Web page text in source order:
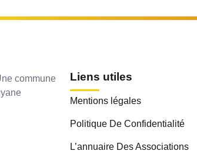
commune
Liens utiles
Mentions légales
Politique De Confidentialité
L’annuaire Des Associations